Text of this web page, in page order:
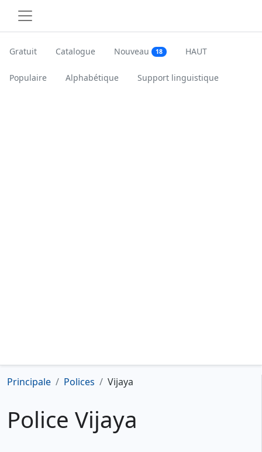
Gratuit Catalogue Nouveau 18 HAUT
Populaire Alphabétique Support linguistique
Principale Polices Vijaya
Police Vijaya